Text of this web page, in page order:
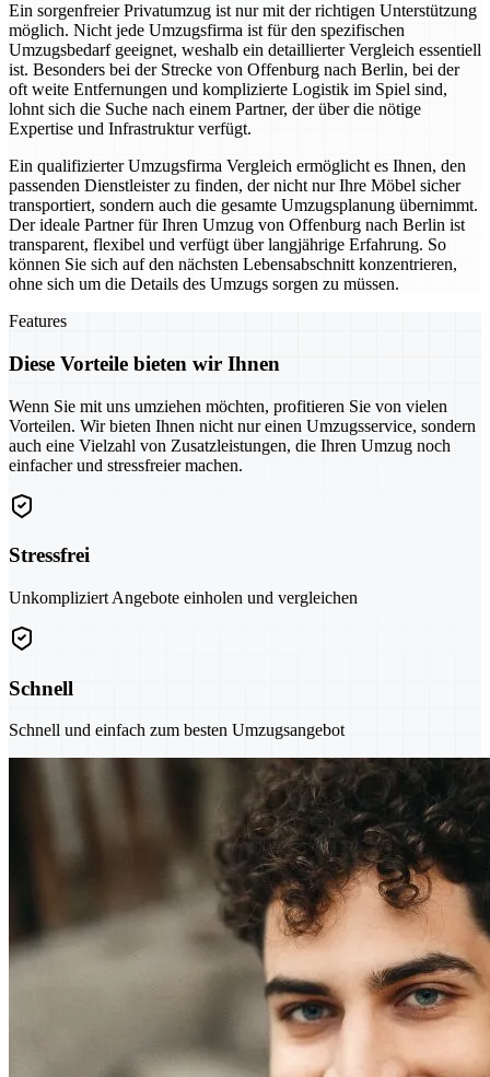
Ein sorgenfreier Privatumzug ist nur mit der richtigen Unterstützung
möglich. Nicht jede Umzugsfirma ist für den spezifischen
Umzugsbedarf geeignet, weshalb ein detaillierter Vergleich essentiell
ist. Besonders bei der Strecke von Offenburg nach Berlin, bei der
oft weite Entfernungen und komplizierte Logistik im Spiel sind,
lohnt sich die Suche nach einem Partner, der über die nötige
Expertise und Infrastruktur verfügt.
Ein qualifizierter Umzugsfirma Vergleich ermöglicht es Ihnen, den
passenden Dienstleister zu finden, der nicht nur Ihre Möbel sicher
transportiert, sondern auch die gesamte Umzugsplanung übernimmt.
Der ideale Partner für Ihren Umzug von Offenburg nach Berlin ist
transparent, flexibel und verfügt über langjährige Erfahrung. So
können Sie sich auf den nächsten Lebensabschnitt konzentrieren,
ohne sich um die Details des Umzugs sorgen zu müssen.
Features
Diese Vorteile bieten wir Ihnen
Wenn Sie mit uns umziehen möchten, profitieren Sie von vielen
Vorteilen. Wir bieten Ihnen nicht nur einen Umzugsservice, sondern
auch eine Vielzahl von Zusatzleistungen, die Ihren Umzug noch
einfacher und stressfreier machen.
Stressfrei
Unkompliziert Angebote einholen und vergleichen
Schnell
Schnell und einfach zum besten Umzugsangebot